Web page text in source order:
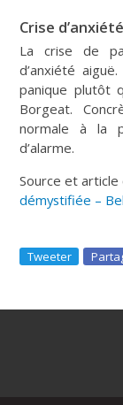
Crise
La crise de
d’anxiété
panique plutôt
Borgeat.
normale à la
d’alarme.
Source et article
démystifiée –
Tweeter